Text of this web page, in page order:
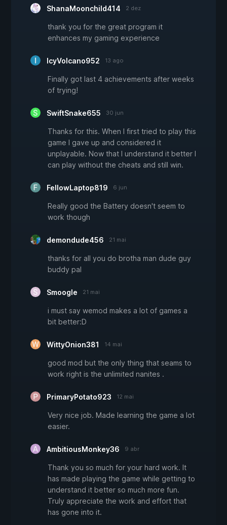
ShanaMoonchild414 2 dez
thank you for the great program it
enhances my gaming experience
IcyVolcano952 13 ago
Finally got last 4 achievements after weeks
of trying!
SwiftSnake655 30 jun
Thanks for this. When I first tried to play this
game I gave up and considered it
unplayable. Now that I understand it better I
can play without the cheats and still win.
FellowLaptop819 6 jun
Really good the Battery doesn't seem to
work though
demondude456 21 mai
thanks for all you do brotha man dude guy
buddy pal
Smoogle 21 mai
i must say wemod makes a lot of games a
bit better:D
WittyOnion381 14 mai
good mod but the only thing that seams to
work right is the unlimited nanites .
PrimaryPotato923 12 mai
Very nice job. Made learning the game a lot
easier.
AmbitiousMonkey36 9 abr
Thank you so much for your hard work. It
has made playing the game while getting to
understand it better so much more fun.
Truly appreciate the work and effort that
has gone into it.